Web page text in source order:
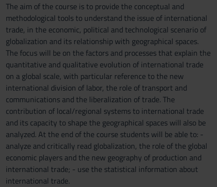
The aim of the course is to provide the conceptual and
methodological tools to understand the issue of international
trade, in the economic, political and technological scenario of
globalization and its relationship with geographical spaces.
The focus will be on the factors and processes that explain the
quantitative and qualitative evolution of international trade
on a global scale, with particular reference to the new
international division of labor, the role of transport and
communications and the liberalization of trade. The
contribution of local/regional systems to international trade
and its capacity to shape the geographical spaces will also be
analyzed. At the end of the course students will be able to: -
analyze and critically read globalization, the role of the global
economic players and the new geography of production and
international trade; - use the statistical information about
international trade.